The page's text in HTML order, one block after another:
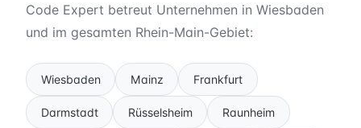
Code Expert betreut Unternehmen in Wiesbaden
und im gesamten Rhein-Main-Gebiet:
Wiesbaden Mainz Frankfurt
Darmstadt Rüsselsheim Raunheim